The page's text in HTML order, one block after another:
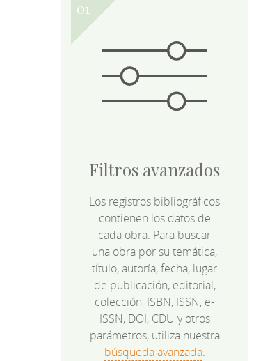
Filtros avanzados
Los registros bibliográficos
contienen los datos de
cada obra. Para buscar
una obra por su temática,
título, autoría, fecha, lugar
de publicación, editorial,
colección, ISBN, ISSN, e-
ISSN, DOI, CDU y otros
parámetros, utiliza nuestra
búsqueda avanzada.